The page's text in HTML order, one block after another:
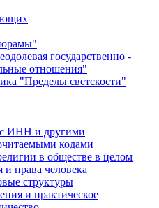
государственно -
отношения"
"Пределы светскости"
с ИНН и другими
кодами
в обществе в целом
и права человека
структуры
и практическое